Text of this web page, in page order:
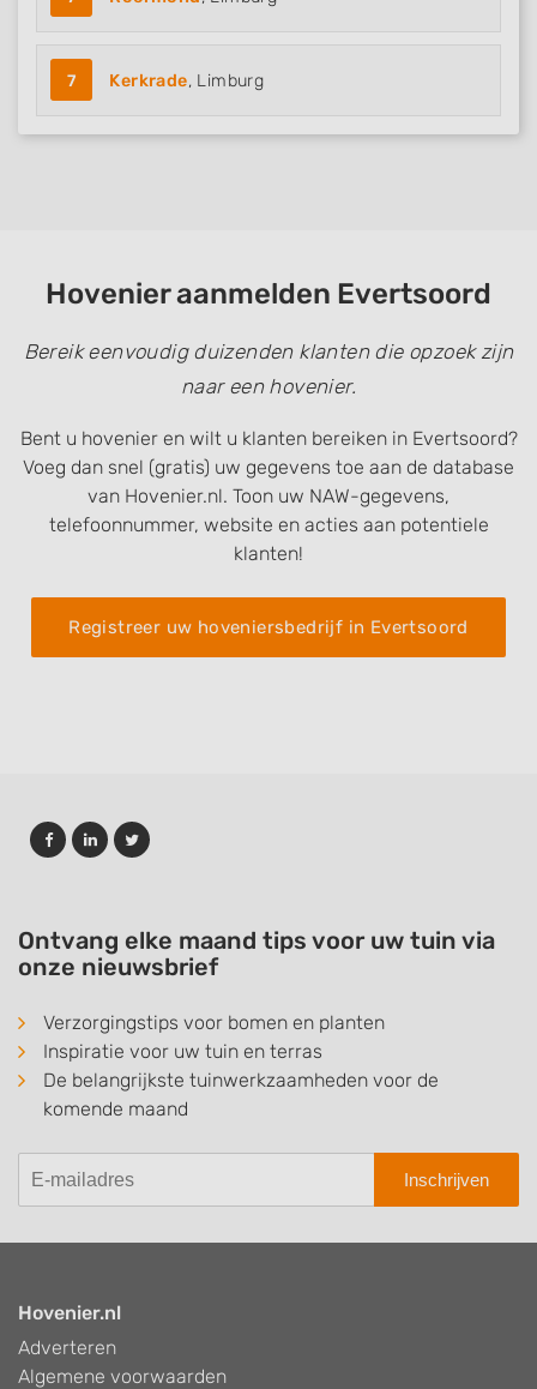
7 Kerkrade, Limburg
Hovenier aanmelden Evertsoord
Bereik eenvoudig duizenden klanten die opzoek zijn
naar een hovenier.
Bent u hovenier en wilt u klanten bereiken in Evertsoord?
Voeg dan snel (gratis) uw gegevens toe aan de database
van Hovenier.nl. Toon uw NAW-gegevens,
telefoonnummer, website en acties aan potentiele
klanten!
Registreer uw hoveniersbedrijf in Evertsoord
Ontvang elke maand tips voor uw tuin via
onze nieuwsbrief
Verzorgingstips voor bomen en planten
Inspiratie voor uw tuin en terras
De belangrijkste tuinwerkzaamheden voor de
komende maand
Inschrijven
Hovenier.nl
Adverteren
Algemene voorwaarden